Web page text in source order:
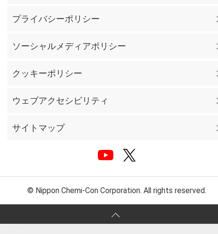
プライバシーポリシー
ソーシャルメディアポリシー
クッキーポリシー
ウェブアクセシビリティ
サイトマップ
© Nippon Chemi-Con Corporation. All rights reserved.